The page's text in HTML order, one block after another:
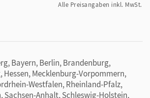
Alle Preisangaben inkl. MwSt.
Bayern, Berlin, Brandenburg,
Hessen, Mecklenburg-Vorpommern,
Westfalen, Rheinland-Pfalz,
Sachsen-Anhalt, Schleswig-Holstein,